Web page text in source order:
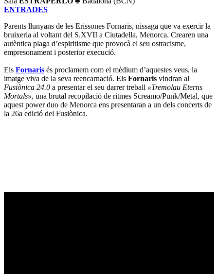
ENTRADES
Parents llunyans de les Erissones Fornaris, nissaga que va exercir la
bruixeria al voltant del S.XVII a Ciutadella, Menorca. Crearen una
autèntica plaga d’espiritisme que provocà el seu ostracisme,
empresonament i posterior execució.
Els Fornaris és proclamem com el mèdium d’aquestes veus, la
imatge viva de la seva reencarnació. Els Fornaris vindran al
Fusiònica 24.0 a presentar el seu darrer treball «Tremolau Eterns
Mortals», una brutal recopilació de ritmes Screamo/Punk/Metal, que
aquest power duo de Menorca ens presentaran a un dels concerts de
la 26a edició del Fusiònica.